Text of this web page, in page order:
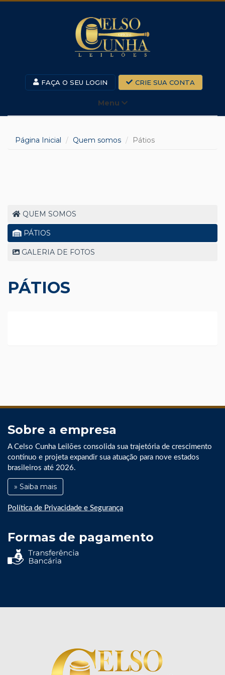
FAÇA O SEU LOGIN CRIE SUA CONTA
Menu
Página Inicial Quem somos Pátios
QUEM SOMOS
PÁTIOS
GALERIA DE FOTOS
PÁTIOS
Sobre a empresa
A Celso Cunha Leilões consolida sua trajetória de crescimento
contínuo e projeta expandir sua atuação para nove estados
brasileiros até 2026.
» Saiba mais
Política de Privacidade e Segurança
Formas de pagamento